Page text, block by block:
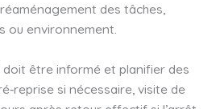
des tâches,
ou environnement.
doit être informé et planifier des
si nécessaire, visite de